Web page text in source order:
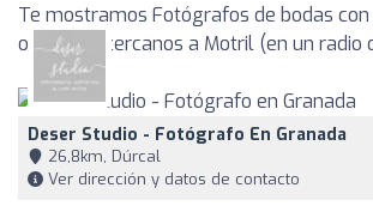
Te mostramos Fotógrafos de bodas
opiniones cercanos a Motril (en un radio
Deser Studio - Fotógrafo En Granada
26,8km, Dúrcal
Ver dirección y datos de contacto